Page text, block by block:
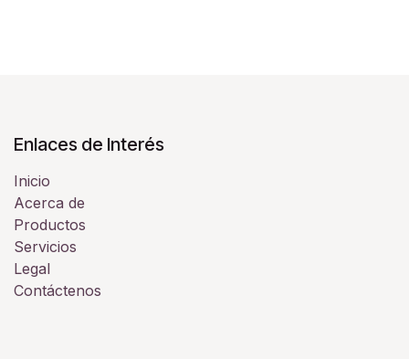
Enlaces de Interés
Inicio
Acerca de
Productos
Servicios
Legal
Contáctenos